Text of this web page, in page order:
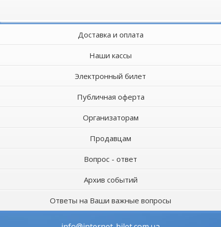
Доставка и оплата
Наши кассы
Электронный билет
Публичная оферта
Организаторам
Продавцам
Вопрос - ответ
Архив событий
Ответы на Ваши важные вопросы